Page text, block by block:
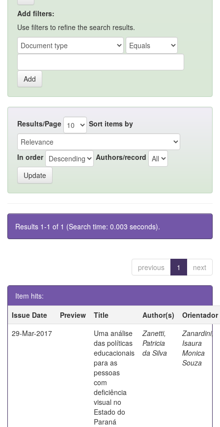
Add filters:
Use filters to refine the search results.
Results/Page Sort items by
In order Authors/record
Results 1-1 of 1 (Search time: 0.003 seconds).
previous 1 next
Item hits:
Issue Date
Preview Title Author(s)
Orientador
29-Mar-2017
Uma análise
das políticas
educacionais
para as
pessoas
com
deficiência
visual no
Estado do
Paraná
Zanetti,
Patricia
da Silva
Zanardini,
Isaura
Monica
Souza